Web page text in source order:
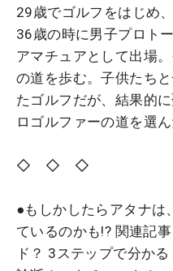
29歳でゴルフをはじめ
36歳の時に男子プロト
アマチュアとして出場
の道を歩む。子供たち
たゴルフだが、結果的
ロゴルファーの道を選ん
◇ ◇ ◇
●もしかしたらアタナは
ているのかも!? 関連記
ド？ 3ステップで分か